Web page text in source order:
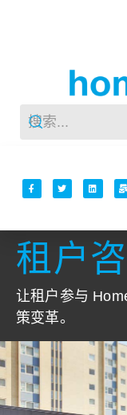
租户
让租户参与
策变革。